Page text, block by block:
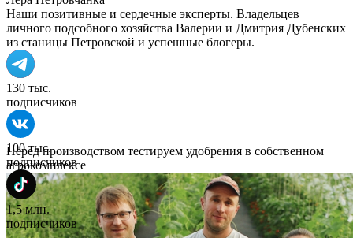
Наши позитивные и сердечные эксперты. Владельцев
личного подсобного хозяйства Валерии и Дмитрия Дубенских
из станицы Петровской и успешные блогеры.
130 тыс.
подписчиков
100 тыс.
подписчиков
1,5 млн.
подписчиков
Перед производством тестируем удобрения в собственном
агрокомплексе